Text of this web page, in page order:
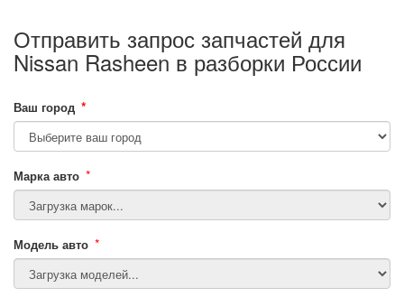
Отправить запрос запчастей для
Nissan Rasheen в разборки России
Ваш город *
Марка авто *
Модель авто *